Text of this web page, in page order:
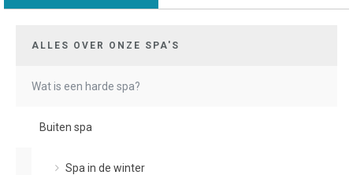
ALLES OVER ONZE SPA'S
Wat is een harde spa?
Buiten spa
Spa in de winter